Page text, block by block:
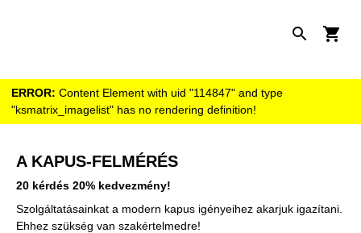
ERROR: Content Element with uid "114847" and type
"ksmatrix_imagelist" has no rendering definition!
A KAPUS-FELMÉRÉS
20 kérdés 20% kedvezmény!
Szolgáltatásainkat a modern kapus igényeihez akarjuk igazítani.
Ehhez szükség van szakértelmedre!